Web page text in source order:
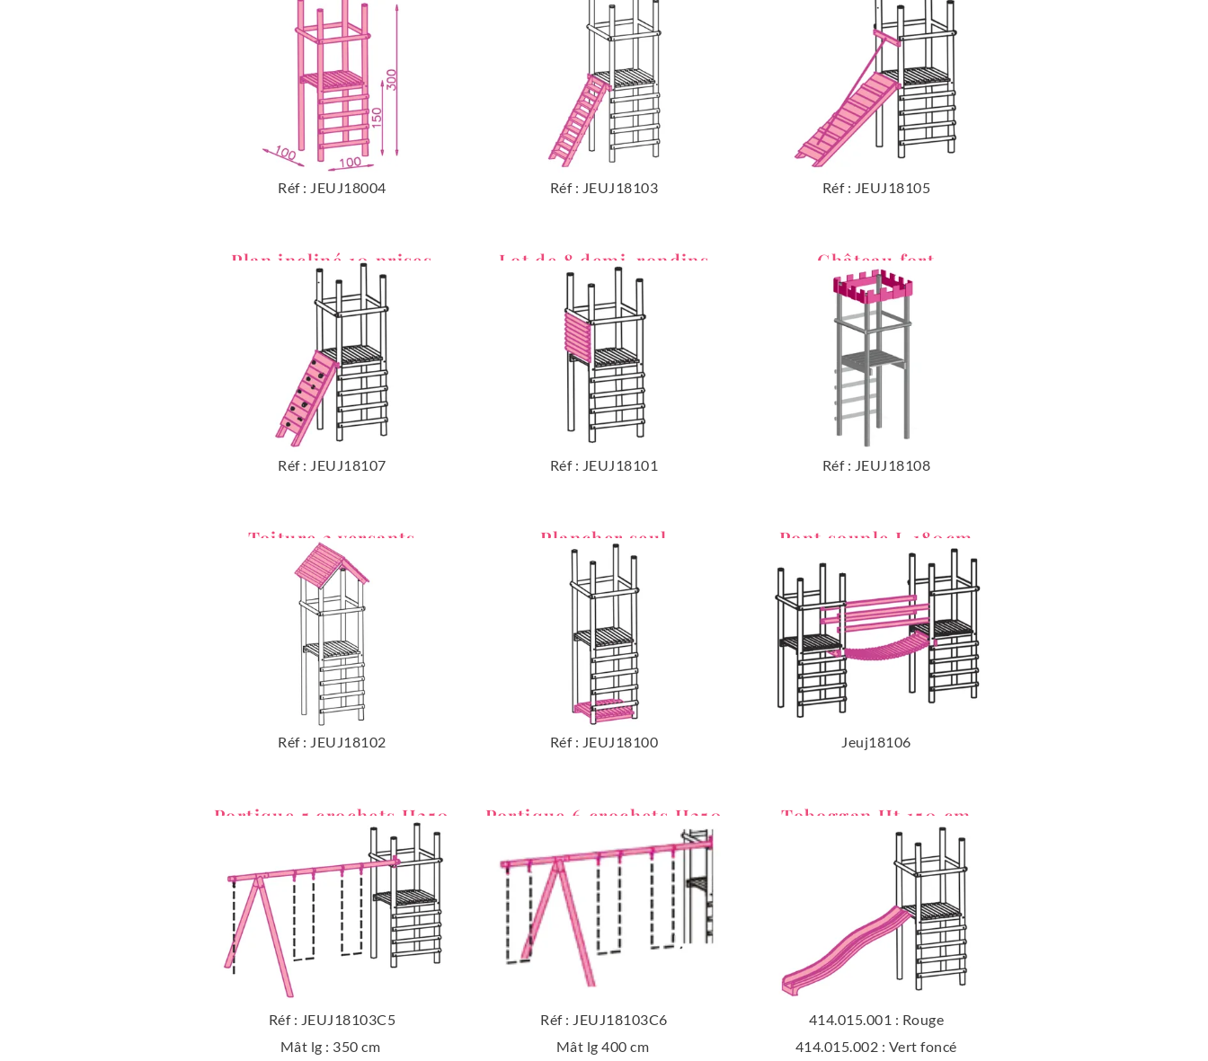
Réf : JEUJ18004 Réf : JEUJ18103 Réf : JEUJ18105
Plan incliné 10 prises
Réf : JEUJ18107
Lot de 8 demi-rondins
Réf : JEUJ18101
Château fort
Réf : JEUJ18108
Toiture 2 versants
Réf : JEUJ18102
Plancher seul
Réf : JEUJ18100
Pont souple L.180cm
Jeuj18106
Portique 5 crochets H250
Réf : JEUJ18103C5
Mât lg : 350 cm
Portique 6 crochets H250
Réf : JEUJ18103C6
Mât lg 400 cm
Toboggan Ht 150 cm
414.015.001 : Rouge
414.015.002 : Vert foncé